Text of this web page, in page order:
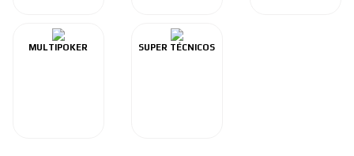
MULTIPOKER SUPER TÉCNICOS